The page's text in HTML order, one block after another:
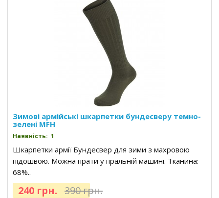
Зимові армійські шкарпетки бундесверу темно-
зелені MFH
Наявність: 1
Шкарпетки армії Бундесвер для зими з махровою
підошвою. Можна прати у пральній машині. Тканина:
68%..
240 грн. 390 грн.